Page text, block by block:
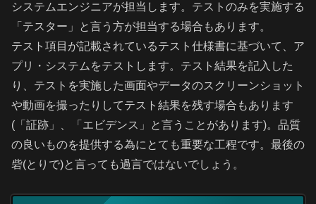
システムエンジニアが担当します。テストのみを実施する
「テスター」と言う方が担当する場合もあります。
テスト項目が記載されているテスト仕様書に基づいて、ア
プリ・システムをテストします。テスト結果を記入した
り、テストを実施した画面やデータのスクリーンショット
や動画を撮ったりしてテスト結果を残す場合もあります
(「証跡」、「エビデンス」と言うことがあります)。品質
の良いものを提供する為にとても重要な工程です。最後の
砦(とりで)と言っても過言ではないでしょう。